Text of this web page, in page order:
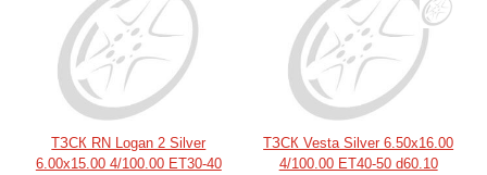
ТЗСК RN Logan 2 Silver
6.00x15.00 4/100.00 ET30-40
ТЗСК Vesta Silver 6.50x16.00
4/100.00 ET40-50 d60.10